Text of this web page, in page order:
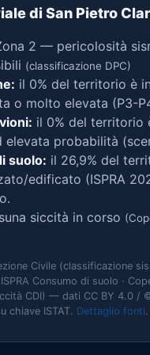
di San Pietro
2 — pericolosità
(classificazione DPC)
il 0% del territorio è
o molto elevata (P3-
il 0% del territorio
elevata probabilità
suolo: il 26,9% del
edificato (ISPRA
siccità in corso
Civile (classificazione
Consumo di suolo ·
CDI) — dati CC BY 4.0 /
chiave ISTAT. Dettaglio fonti.